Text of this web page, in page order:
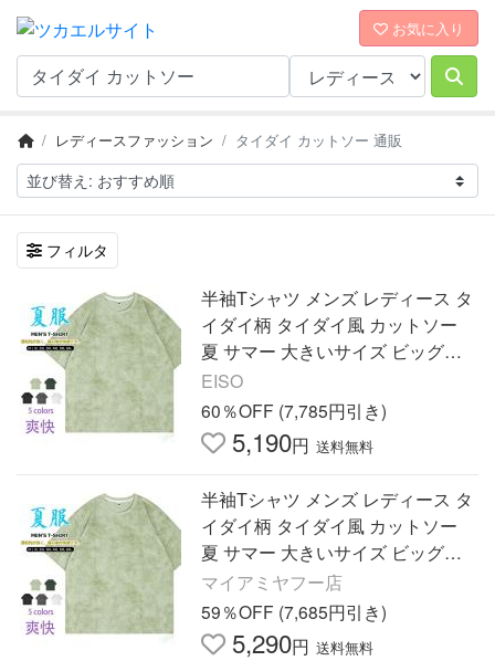
お気に入り
レディースファッション タイダイ カットソー 通販
フィルタ
半袖Tシャツ メンズ レディース タ
イダイ柄 タイダイ風 カットソー
夏 サマー 大きいサイズ ビッグシ
ルエット ゆったり ダンス カジュ
アル 男女兼用
EISO
60％OFF (7,785円引き)
5,190円 送料無料
半袖Tシャツ メンズ レディース タ
イダイ柄 タイダイ風 カットソー
夏 サマー 大きいサイズ ビッグシ
ルエット ゆったり ダンス カジュ
アル 男女兼用
マイアミヤフー店
59％OFF (7,685円引き)
5,290円 送料無料